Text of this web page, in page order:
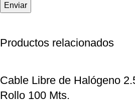
Productos relacionados
Cable Libre de Halógeno
Rollo 100 Mts.